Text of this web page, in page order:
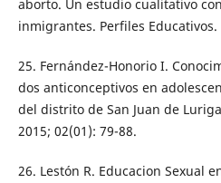
aborto. Un estudio cualitativo
inmigrantes. Perfiles Educativos.
25. Fernández-Honorio I.
dos anticonceptivos en
del distrito de San Juan de
2015; 02(01): 79-88.
26. Lestón R. Educacion Sexual